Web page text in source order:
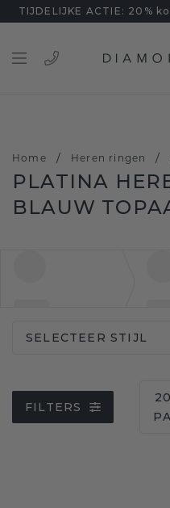
TIJDELIJKE ACTIE: 20%
Home / Heren ringen /
PLATINA
BLAUW
SELECTEER STIJL
FILTERS